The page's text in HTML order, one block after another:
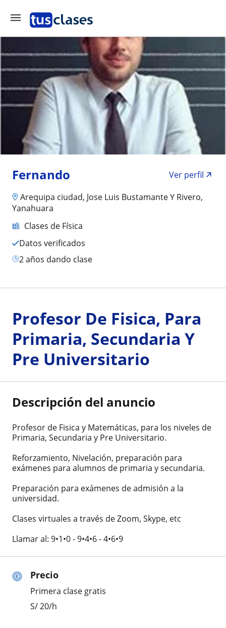
Fernando
Ver perfil
Arequipa ciudad, Jose Luis Bustamante Y Rivero,
Yanahuara
Clases de Física
Datos verificados
2 años dando clase
Precio
Primera clase gratis
S/20/h
Profesor De Fisica, Para
Primaria, Secundaria Y
Pre Universitario
Descripción del anuncio
Profesor de Fisica y Matemáticas, para los niveles de
Primaria, Secundaria y Pre Universitario.
Reforzamiento, Nivelación, preparación para
exámenes para alumnos de primaria y secundaria.
Preparación para exámenes de admisión a la
universidad.
Clases virtuales a través de Zoom, Skype, etc
Llamar al: 9•1•0 - 9•4•6 - 4•6•9